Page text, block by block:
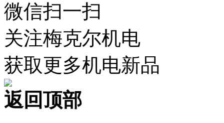
微信扫一扫
关注梅克尔机电
获取更多机电新品
返回顶部